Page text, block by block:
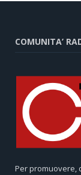
COMUNITA’
Per promuovere,